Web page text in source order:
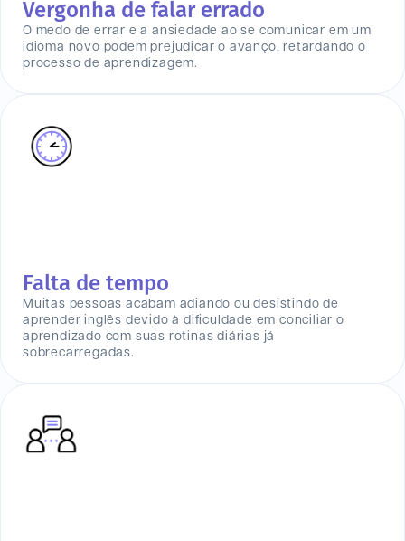
Vergonha de falar errado
O medo de errar e a ansiedade ao se comunicar em um
idioma novo podem prejudicar o avanço, retardando o
processo de aprendizagem.
Falta de tempo
Muitas pessoas acabam adiando ou desistindo de
aprender inglês devido à dificuldade em conciliar o
aprendizado com suas rotinas diárias já
sobrecarregadas.